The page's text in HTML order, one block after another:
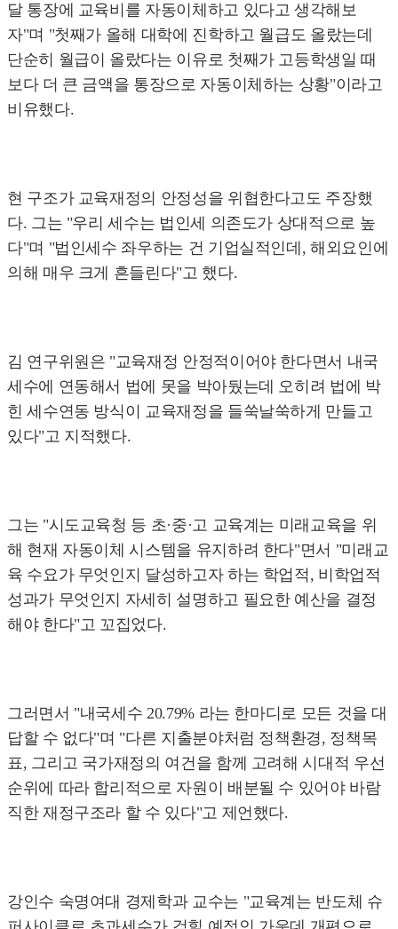
달 통장에 교육비를 자동이체하고 있다고 생각해보
자"며 "첫째가 올해 대학에 진학하고 월급도 올랐는데
단순히 월급이 올랐다는 이유로 첫째가 고등학생일 때
보다 더 큰 금액을 통장으로 자동이체하는 상황"이라고
비유했다.
현 구조가 교육재정의 안정성을 위협한다고도 주장했
다. 그는 "우리 세수는 법인세 의존도가 상대적으로 높
다"며 "법인세수 좌우하는 건 기업실적인데, 해외요인에
의해 매우 크게 흔들린다"고 했다.
김 연구위원은 "교육재정 안정적이어야 한다면서 내국
세수에 연동해서 법에 못을 박아뒀는데 오히려 법에 박
힌 세수연동 방식이 교육재정을 들쑥날쑥하게 만들고
있다"고 지적했다.
그는 "시도교육청 등 초·중·고 교육계는 미래교육을 위
해 현재 자동이체 시스템을 유지하려 한다"면서 "미래교
육 수요가 무엇인지 달성하고자 하는 학업적, 비학업적
성과가 무엇인지 자세히 설명하고 필요한 예산을 결정
해야 한다"고 꼬집었다.
그러면서 "내국세수 20.79% 라는 한마디로 모든 것을 대
답할 수 없다"며 "다른 지출분야처럼 정책환경, 정책목
표, 그리고 국가재정의 여건을 함께 고려해 시대적 우선
순위에 따라 합리적으로 자원이 배분될 수 있어야 바람
직한 재정구조라 할 수 있다"고 제언했다.
강인수 숙명여대 경제학과 교수는 "교육계는 반도체 슈